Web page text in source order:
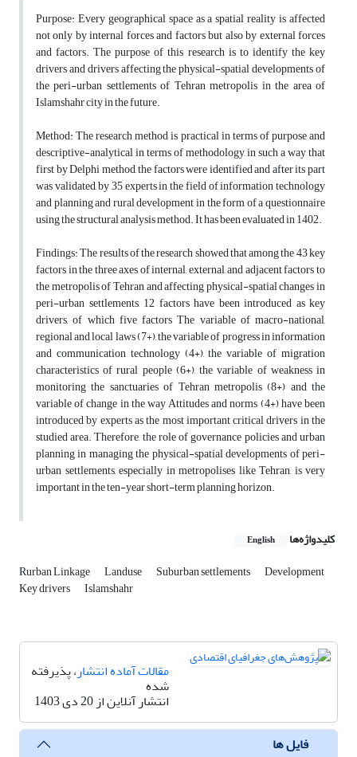
Purpose: Every geographical space as a spatial reality is affected
not only by internal forces and factors but also by external forces
and factors. The purpose of this research is to identify the key
drivers and drivers affecting the physical-spatial developments of
the peri-urban settlements of Tehran metropolis in the area of
Islamshahr city in the future.
Method: The research method is practical in terms of purpose and
descriptive-analytical in terms of methodology, in such a way that
first by Delphi method, the factors were identified and after its part
was validated, by 35 experts in the field of information technology
and planning and rural development in the form of a questionnaire
using the structural analysis method. It has been evaluated in 1402.
Findings: The results of the research showed that among the 43 key
factors in the three axes of internal, external, and adjacent factors to
the metropolis of Tehran and affecting physical-spatial changes in
peri-urban settlements, 12 factors have been introduced as key
drivers, of which five factors The variable of macro-national,
regional and local laws (7+), the variable of progress in information
and communication technology (4+), the variable of migration
characteristics of rural people (6+), the variable of weakness in
monitoring the sanctuaries of Tehran metropolis (8+) and the
variable of change in the way Attitudes and norms (4+) have been
introduced by experts as the most important critical drivers in the
studied area. Therefore, the role of governance policies and urban
planning in managing the physical-spatial developments of peri-
urban settlements, especially in metropolises like Tehran, is very
important in the ten-year short-term planning horizon.
کلیدواژه‌ها English
Rurban Linkage Landuse Suburban settlements Development
Key drivers Islamshahr
مقالات آماده انتشار، پذیرفته
شده
انتشار آنلاین از 20 دی 1403
فایل ها